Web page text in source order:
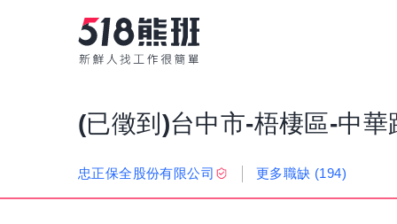
(已徵到)台中市-梧棲區-中
忠正保全股份有限公司 更多職缺 (194)